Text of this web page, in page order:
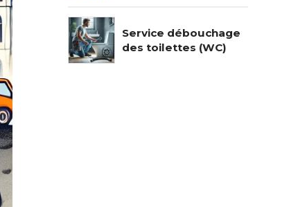
Service débouchage
des toilettes (WC)